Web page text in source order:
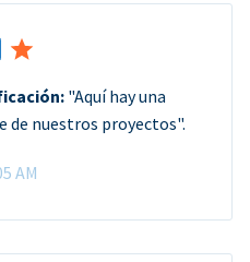
"Aquí hay una
de nuestros proyectos".
AM